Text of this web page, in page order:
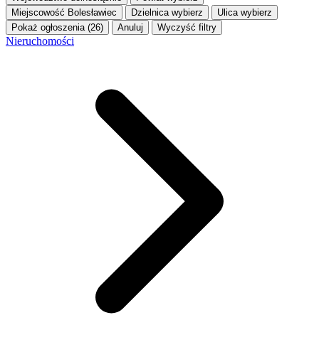
Miejscowość Bolesławiec Dzielnica wybierz Ulica wybierz
Pokaż ogłoszenia (26)
Anuluj Wyczyść filtry
Nieruchomości